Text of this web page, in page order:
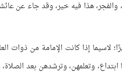
والفجر، هذا فيه خير، وقد جاء عن
إذا كانت الإمامة من ذوات
وتعلمهن، وترشدهن بعد